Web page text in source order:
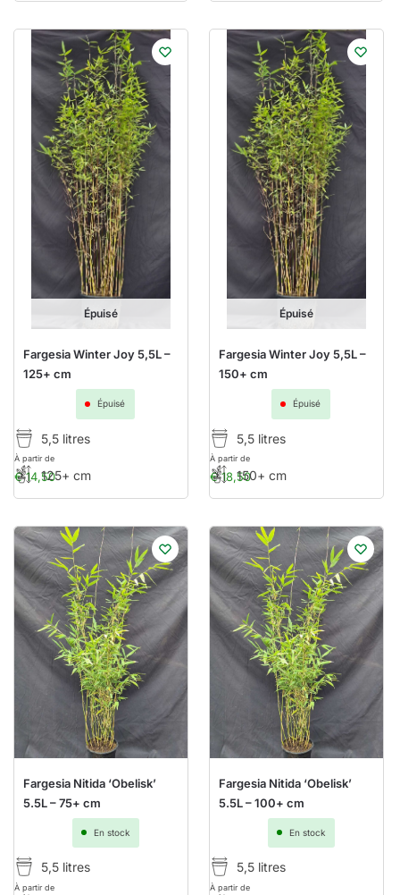
Épuisé
Fargesia Winter Joy 5,5L –
125+ cm
Épuisé
€14,50
À partir de
5,5 litres
125+ cm
Épuisé
Fargesia Winter Joy 5,5L –
150+ cm
Épuisé
€18,50
À partir de
5,5 litres
150+ cm
Fargesia Nitida ‘Obelisk’
5.5L – 75+ cm
En stock
À partir de
5,5 litres
Fargesia Nitida ‘Obelisk’
5.5L – 100+ cm
En stock
À partir de
5,5 litres